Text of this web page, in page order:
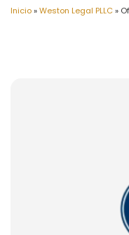
Inicio»Weston Legal PLLC »